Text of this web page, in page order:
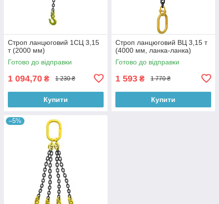
Строп ланцюговий 1СЦ 3,15
т (2000 мм)
Готово до відправки
1 094,70 ₴ 1 230 ₴
Купити
Строп ланцюговий ВЦ 3,15 т
(4000 мм, ланка-ланка)
Готово до відправки
1 593 ₴ 1 770 ₴
Купити
–5%